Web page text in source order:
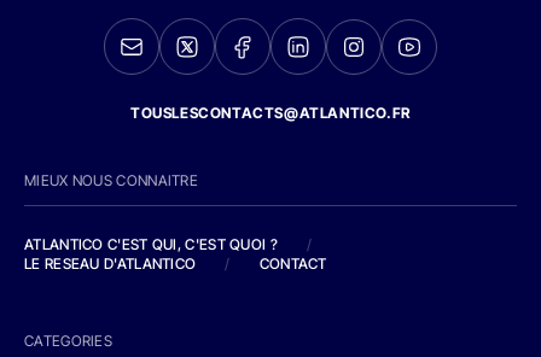
TOUSLESCONTACTS@ATLANTICO.FR
MIEUX NOUS CONNAITRE
ATLANTICO C'EST QUI, C'EST QUOI ?
/
LE RESEAU D'ATLANTICO
/ CONTACT
CATEGORIES